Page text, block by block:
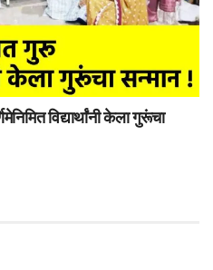
विद्यार्थांनी केला गुरूंचा